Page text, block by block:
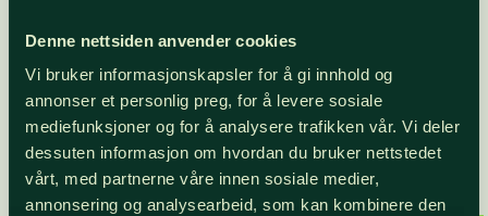
Denne nettsiden anvender cookies
Vi bruker informasjonskapsler for å gi innhold og
annonser et personlig preg, for å levere sosiale
mediefunksjoner og for å analysere trafikken vår. Vi deler
dessuten informasjon om hvordan du bruker nettstedet
vårt, med partnerne våre innen sosiale medier,
annonsering og analysearbeid, som kan kombinere den
Logg inn på Min Side
Lurer du på noe? Da kan du ta kontakt med oss
her